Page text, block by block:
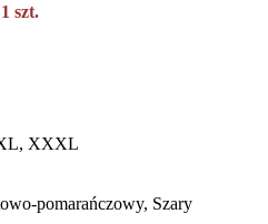
szt.
XXXL
pomarańczowy, Szary